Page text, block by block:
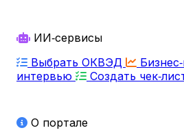
ИИ‑сервисы
Выбрать ОКВЭД
интервью
Создать
О портале